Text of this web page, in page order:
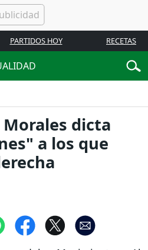
PARTIDOS HOY RECETAS
Morales dicta
a los que